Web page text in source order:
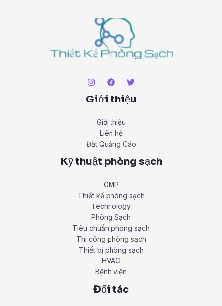
Giới thiệu
Giới thiệu
Liên hệ
Đặt Quảng Cáo
Kỹ thuật phòng sạch
GMP
Thiết kế phòng sạch
Technology
Phòng Sạch
Tiêu chuẩn phòng sạch
Thi công phòng sạch
Thiết bị phòng sạch
HVAC
Bệnh viện
Đối tác